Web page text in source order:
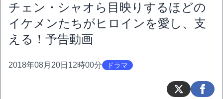
チェン・シャオら目映りするほどの
イケメンたちがヒロインを愛し、支
える！予告動画
2018年08月20日12時00分 ドラマ